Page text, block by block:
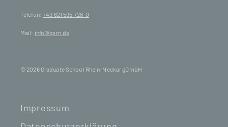
Telefon:+49 621 595 728-0
Mail: info@gsrn.de
© 2026 Graduate School Rhein-Neckar gGmbH
Impressum